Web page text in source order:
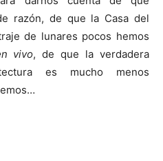
razón, de que la Casa del
de lunares pocos hemos
vivo, de que la verdadera
es mucho menos